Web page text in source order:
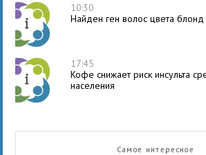
10:30
Найден ген волос цвета блонд
17:45
Кофе снижает риск инсульта
населения
Самое интересное